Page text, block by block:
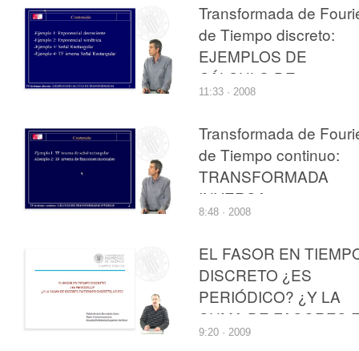
Transformada de
de Tiempo discreto:
EJEMPLOS DE
CÁLCULO DE
TRANSFORMADAS
11:33 · 2008
Transformada de
de Tiempo continuo:
TRANSFORMADA
INVERSA
8:48 · 2008
EL FASOR EN
DISCRETO ¿ES
PERIÓDICO? ¿Y LA
SUMA DE FASORES
TIEMPO DISCRETO,
9:20 · 2009